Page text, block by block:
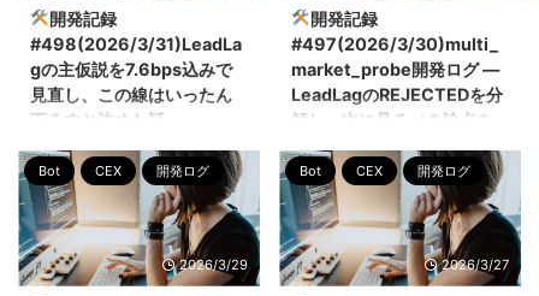
開発記録
#498(2026/3/31)LeadLa
gの主仮説を7.6bps込みで
見直し、この線はいったん
下ろすと決めた話
こんにちは、ぼっちbotterよだか
です。 今回は、
multi_market_probe の LeadLag
研究について、これまで主線とし
て見ていた binance_perp →
bf_fx / short@30s を、執行コス
開発記録
#497(2026/3/30)multi_
market_probe開発ログ ―
LeadLagのREJECTEDを分
解し、次に見るべき論点を
こんにちは、ぼっちbotterよだか
です。 今回は、
multi_market_probe の LeadLag
判定機について、
ORDER_INTENT の REJECTED
Bot CEX 開発ログ
2026/3/29
Bot CEX 開発ログ
2026/3/27